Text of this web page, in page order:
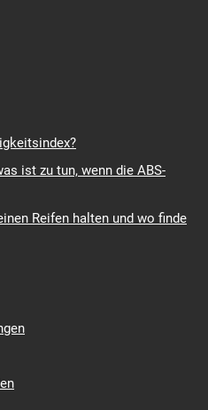
ist zu tun, wenn die ABS-
Reifen halten und wo finde